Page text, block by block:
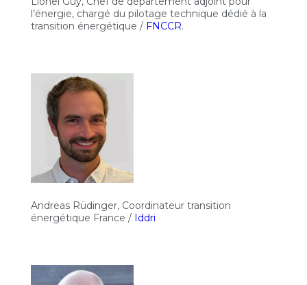
l’énergie, chargé du pilotage technique dédié à la
transition énergétique / FNCCR.
Andreas Rüdinger, Coordinateur transition
énergétique France / Iddri